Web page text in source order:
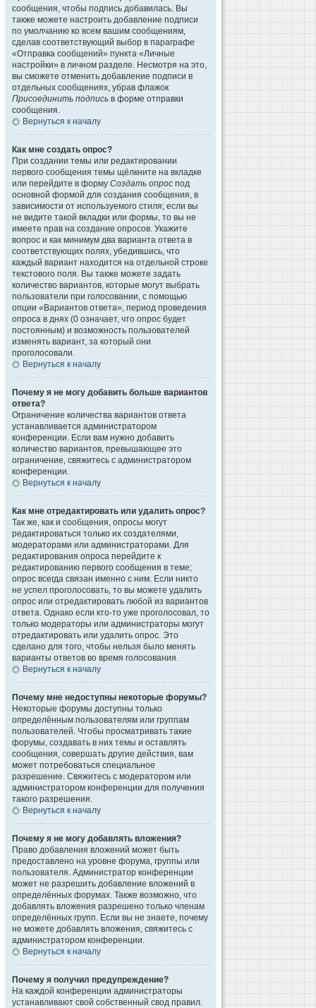
сообщения, чтобы подпись добавилась. Вы
также можете настроить добавление подписи
по умолчанию ко всем вашим сообщениям,
сделав соответствующий выбор в параграфе
«Отправка сообщений» пункта «Личные
настройки» в личном разделе. Несмотря на это,
вы сможете отменить добавление подписи в
отдельных сообщениях, убрав флажок
Присоединить подпись в форме отправки
сообщения.
Вернуться к началу
Как мне создать опрос?
При создании темы или редактировании
первого сообщения темы щёлкните на вкладке
или перейдите в форму Создать опрос под
основной формой для создания сообщения, в
зависимости от используемого стиля; если вы
не видите такой вкладки или формы, то вы не
имеете прав на создание опросов. Укажите
вопрос и как минимум два варианта ответа в
соответствующих полях, убедившись, что
каждый вариант находится на отдельной строке
текстового поля. Вы также можете задать
количество вариантов, которые могут выбрать
пользователи при голосовании, с помощью
опции «Вариантов ответа», период проведения
опроса в днях (0 означает, что опрос будет
постоянным) и возможность пользователей
изменять вариант, за который они
проголосовали.
Вернуться к началу
Почему я не могу добавить больше вариантов
ответа?
Ограничение количества вариантов ответа
устанавливается администратором
конференции. Если вам нужно добавить
количество вариантов, превышающее это
ограничение, свяжитесь с администратором
конференции.
Вернуться к началу
Как мне отредактировать или удалить опрос?
Так же, как и сообщения, опросы могут
редактироваться только их создателями,
модераторами или администраторами. Для
редактирования опроса перейдите к
редактированию первого сообщения в теме;
опрос всегда связан именно с ним. Если никто
не успел проголосовать, то вы можете удалить
опрос или отредактировать любой из вариантов
ответа. Однако если кто-то уже проголосовал, то
только модераторы или администраторы могут
отредактировать или удалить опрос. Это
сделано для того, чтобы нельзя было менять
варианты ответов во время голосования.
Вернуться к началу
Почему мне недоступны некоторые форумы?
Некоторые форумы доступны только
определённым пользователям или группам
пользователей. Чтобы просматривать такие
форумы, создавать в них темы и оставлять
сообщения, совершать другие действия, вам
может потребоваться специальное
разрешение. Свяжитесь с модератором или
администратором конференции для получения
такого разрешения.
Вернуться к началу
Почему я не могу добавлять вложения?
Право добавления вложений может быть
предоставлено на уровне форума, группы или
пользователя. Администратор конференции
может не разрешить добавление вложений в
определённых форумах. Также возможно, что
добавлять вложения разрешено только членам
определённых групп. Если вы не знаете, почему
не можете добавлять вложения, свяжитесь с
администратором конференции.
Вернуться к началу
Почему я получил предупреждение?
На каждой конференции администраторы
устанавливают свой собственный свод правил.